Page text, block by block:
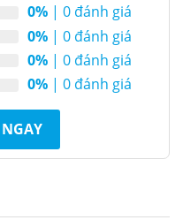
sản phẩm Tủ đông
1 ngăn mát) 2 cánh
đông cỡ vừa của
lạnh nhanh, tiết kiệm
nhà hàng, tạp
0% | 0 đánh giá
0% | 0 đánh giá
0% | 0 đánh giá
0% | 0 đánh giá